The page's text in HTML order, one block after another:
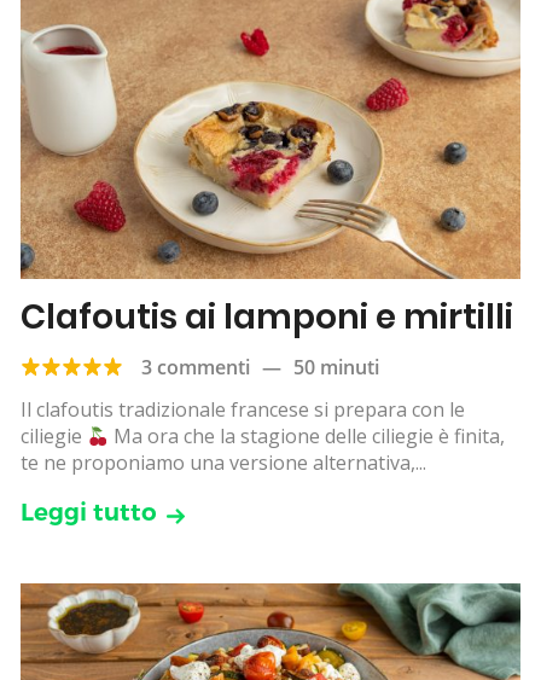
Clafoutis ai lamponi e mirtilli
3 commenti — 50 minuti
Il clafoutis tradizionale francese si prepara con le
ciliegie
Ma ora che la stagione delle ciliegie è finita,
te ne proponiamo una versione alternativa,...
Leggi tutto